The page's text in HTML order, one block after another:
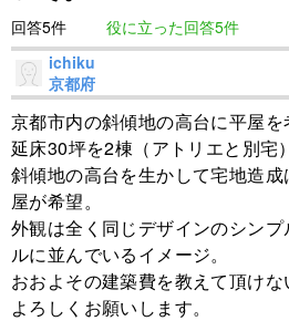
回答5件
役に立った回答5件
ichiku
京都府
京都市内の斜傾地の高台に平屋を
延床30坪を2棟（アトリエと別宅
斜傾地の高台を生かして宅地造
屋が希望。
外観は全く同じデザインのシン
ルに並んでいるイメージ。
おおよその建築費を教えて頂けな
よろしくお願いします。